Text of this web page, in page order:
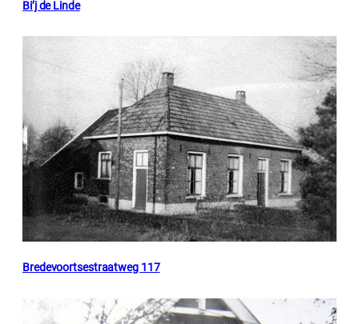
Bi’j de Linde
Bredevoortsestraatweg 117